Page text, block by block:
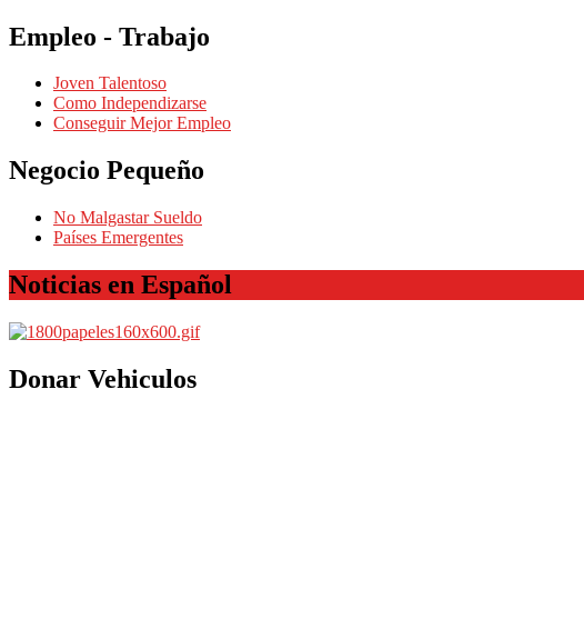
Empleo - Trabajo
Joven Talentoso
Como Independizarse
Conseguir Mejor Empleo
Negocio Pequeño
No Malgastar Sueldo
Países Emergentes
Noticias en Español
Donar Vehiculos